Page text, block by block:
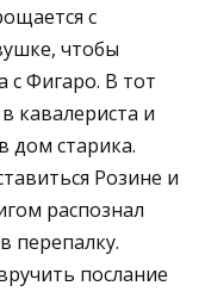
с
чтобы
с Фигаро. В тот
кавалериста и
дом старика.
Розине и
распознал
перепалку.
послание